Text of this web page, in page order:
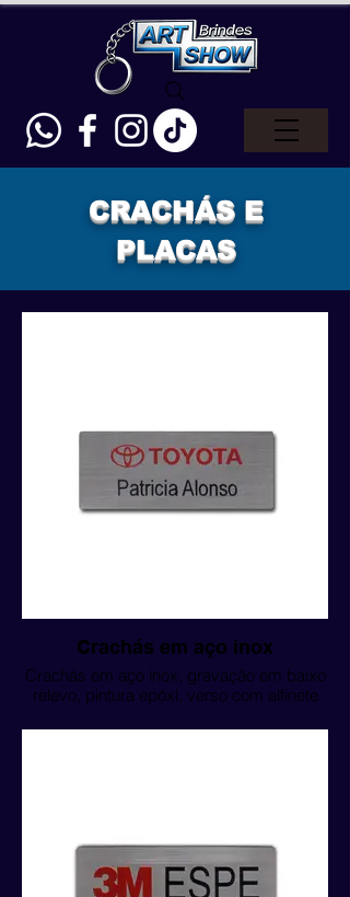
CRACHÁS E
PLACAS
Crachás em aço inox
Crachás em aço inox, gravação em baixo
relevo, pintura epóxi, verso com alfinete